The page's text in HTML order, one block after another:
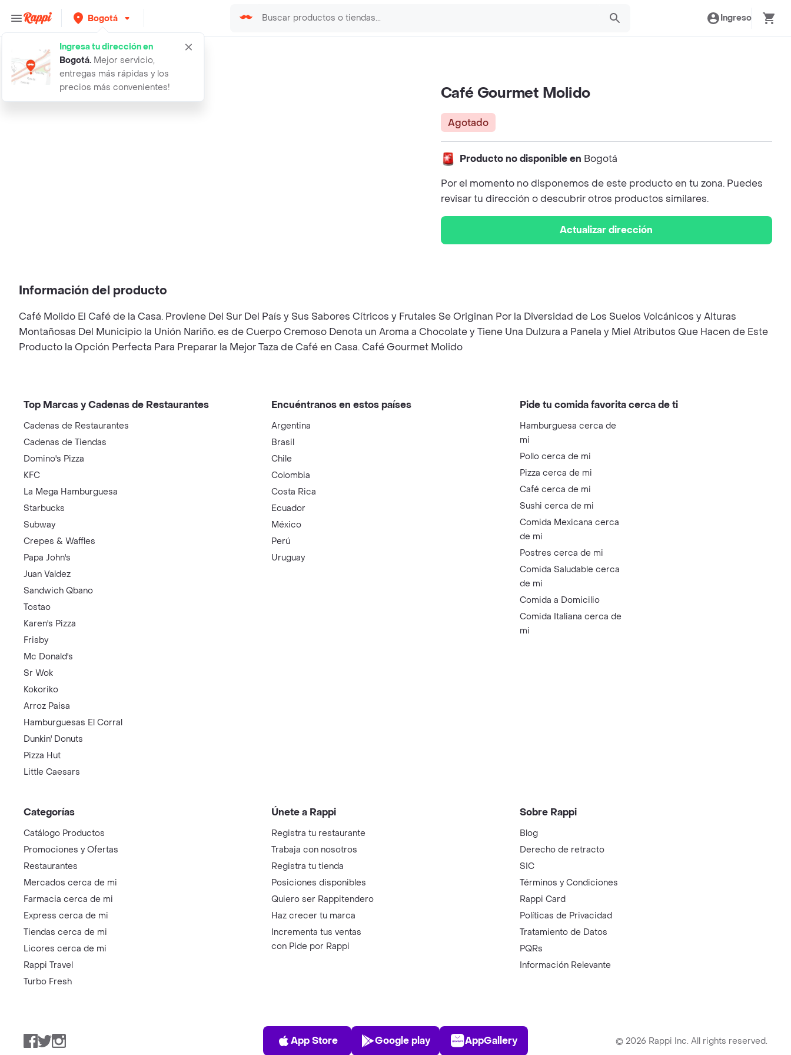
Bogotá
Ingresa tu dirección en
Bogotá. Mejor servicio,
entregas más rápidas y los
precios más convenientes!
Ingreso
Rappi cafe gourmet molido
Café Gourmet Molido
Agotado
Producto no disponible en Bogotá
Por el momento no disponemos de este producto en tu zona. Puedes
revisar tu dirección o descubrir otros productos similares.
Actualizar dirección
Información del producto
Café Molido El Café de la Casa. Proviene Del Sur Del País y Sus Sabores Cítricos y Frutales Se Originan Por la Diversidad de Los Suelos Volcánicos y Alturas
Montañosas Del Municipio la Unión Nariño. es de Cuerpo Cremoso Denota un Aroma a Chocolate y Tiene Una Dulzura a Panela y Miel Atributos Que Hacen de Este
Producto la Opción Perfecta Para Preparar la Mejor Taza de Café en Casa. Café Gourmet Molido
Top Marcas y Cadenas de Restaurantes
Cadenas de Restaurantes
Cadenas de Tiendas
Domino's Pizza
KFC
La Mega Hamburguesa
Starbucks
Subway
Crepes & Waffles
Papa John's
Juan Valdez
Sandwich Qbano
Tostao
Karen's Pizza
Frisby
Mc Donald's
Sr Wok
Kokoriko
Arroz Paisa
Hamburguesas El Corral
Dunkin' Donuts
Pizza Hut
Little Caesars
Encuéntranos en estos países
Argentina
Brasil
Chile
Colombia
Costa Rica
Ecuador
México
Perú
Uruguay
Pide tu comida favorita cerca de ti
Hamburguesa cerca de
mi
Pollo cerca de mi
Pizza cerca de mi
Café cerca de mi
Sushi cerca de mi
Comida Mexicana cerca
de mi
Postres cerca de mi
Comida Saludable cerca
de mi
Comida a Domicilio
Comida Italiana cerca de
mi
Categorías
Catálogo Productos
Promociones y Ofertas
Restaurantes
Mercados cerca de mi
Farmacia cerca de mi
Express cerca de mi
Tiendas cerca de mi
Licores cerca de mi
Rappi Travel
Turbo Fresh
Únete a Rappi
Registra tu restaurante
Trabaja con nosotros
Registra tu tienda
Posiciones disponibles
Quiero ser Rappitendero
Haz crecer tu marca
Incrementa tus ventas
con Pide por Rappi
Sobre Rappi
Blog
Derecho de retracto
SIC
Términos y Condiciones
Rappi Card
Políticas de Privacidad
Tratamiento de Datos
PQRs
Información Relevante
Facebook
TwitterInstagram
App Store
App Store
Play Store
Google play
AppGallery
AppGallery © 2026 Rappi Inc. All rights reserved.